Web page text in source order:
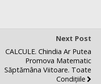
Next Post
CALCULE. Chindia Ar Putea
Promova Matematic
Săptămâna Viitoare. Toate
Condițiile